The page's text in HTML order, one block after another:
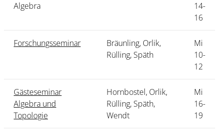
Algebra
14-
16
Forschungsseminar
Bräunling, Orlik,
Rülling, Späth
Mi
10-
12
Gästeseminar
Algebra und
Topologie
Hornbostel, Orlik,
Rülling, Späth,
Wendt
Mi
16-
19